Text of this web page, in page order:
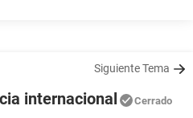
Siguiente Tema
internacional Cerrado